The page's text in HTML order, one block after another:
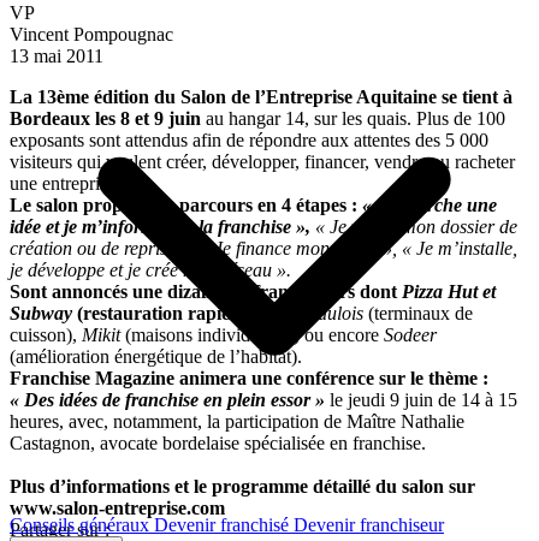
Conseils générauxDevenir franchisé Devenir franchiseur
VP
Vincent Pompougnac
13 mai 2011
La 13ème édition du Salon de l’Entreprise Aquitaine se tient à
Bordeaux les 8 et 9 juin au hangar 14, sur les quais. Plus de 100
exposants sont attendus afin de répondre aux attentes des 5 000
visiteurs qui veulent créer, développer, financer, vendre ou racheter
une entreprise.
Le salon propose un parcours en 4 étapes : « Je cherche une
idée et je m’informe sur la franchise », « Je valide mon dossier de
création ou de reprise », « Je finance mon projet », « Je m’installe,
je développe et je crée mon réseau ».
Sont annoncés une dizaine de franchiseurs dont Pizza Hut et
Subway (restauration rapide), L’Epi Gaulois (terminaux de
cuisson), Mikit(maisons individuelles) ou encore Sodeer
(amélioration énergétique de l’habitat).
Franchise Magazine animera une conférence sur le thème :
« Des idées de franchise en plein essor » le jeudi 9 juin de 14 à 15
heures, avec, notamment, la participation de Maître Nathalie
Castagnon, avocate bordelaise spécialisée en franchise.
Plus d’informations et le programme détaillé du salon sur
www.salon-entreprise.com
Partager sur :